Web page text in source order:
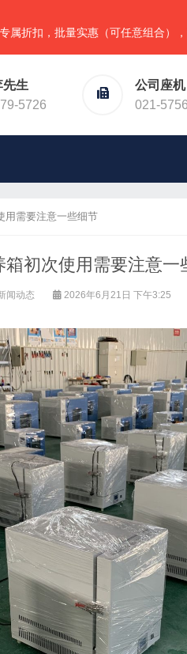
量实惠（可任意组合），详情请直
先生
5726
公司座机
021-
用需要注意一些细节
箱初次使用需要注意一
闻动态 2026年6月21日 下午3:25